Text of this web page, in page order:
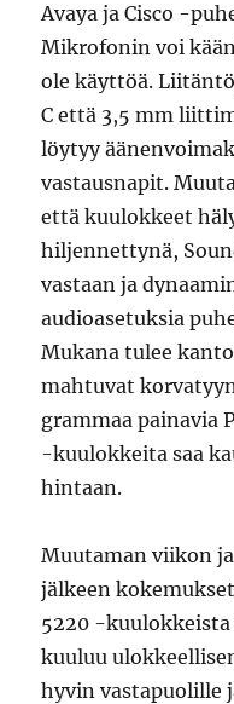
Avaya ja Cisco -
Mikrofonin voi
ole käyttöä.
C että 3,5 mm
löytyy
vastausnapit.
että kuulokkeet
hiljennettynä,
vastaan ja
audioasetuksia
Mukana tulee
mahtuvat
grammaa painavia
-kuulokkeita saa
hintaan.
Muutaman viikon
jälkeen
5220 -
kuuluu
hyvin vastapuolille